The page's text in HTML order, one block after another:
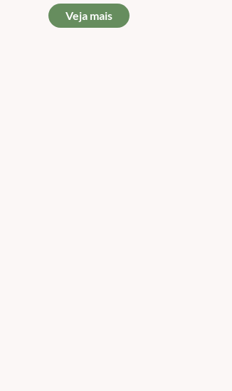
Veterinária - Curso de
Capacitação EAD
Veja mais